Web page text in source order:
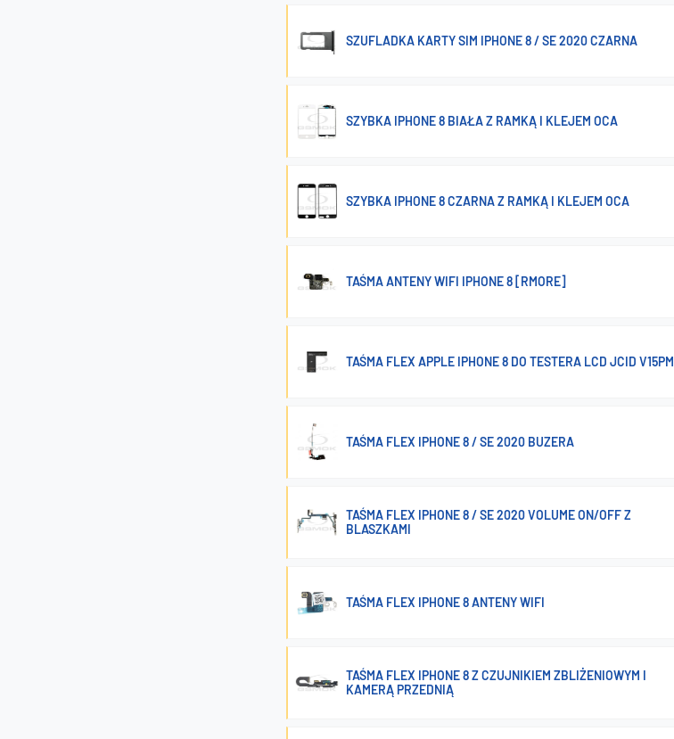
SZUFLADKA KARTY SIM IPHONE 8 / SE 2020 CZARNA
SZYBKA IPHONE 8 BIAŁA Z RAMKĄ I KLEJEM OCA
SZYBKA IPHONE 8 CZARNA Z RAMKĄ I KLEJEM OCA
TAŚMA ANTENY WIFI IPHONE 8 [RMORE]
TAŚMA FLEX APPLE IPHONE 8 DO TESTERA LCD JCID V15PM
TAŚMA FLEX IPHONE 8 / SE 2020 BUZERA
TAŚMA FLEX IPHONE 8 / SE 2020 VOLUME ON/OFF Z
BLASZKAMI
TAŚMA FLEX IPHONE 8 ANTENY WIFI
TAŚMA FLEX IPHONE 8 Z CZUJNIKIEM ZBLIŻENIOWYM I
KAMERĄ PRZEDNIĄ